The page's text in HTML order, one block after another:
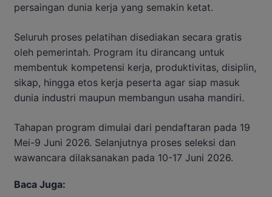
persaingan dunia kerja yang semakin ketat.
Seluruh proses pelatihan disediakan secara gratis
oleh pemerintah. Program itu dirancang untuk
membentuk kompetensi kerja, produktivitas, disiplin,
sikap, hingga etos kerja peserta agar siap masuk
dunia industri maupun membangun usaha mandiri.
Tahapan program dimulai dari pendaftaran pada 19
Mei-9 Juni 2026. Selanjutnya proses seleksi dan
wawancara dilaksanakan pada 10-17 Juni 2026.
Baca Juga: